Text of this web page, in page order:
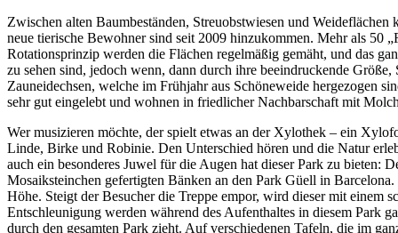
Zwischen alten Baumbeständen, Streuobstwiesen und
neue tierische Bewohner sind seit 2009 hinzukommen. Mehr als 50
Rotationsprinzip werden die Flächen regelmäßig gemäht, und das
zu sehen sind, jedoch wenn, dann durch ihre beeindruckende
Zauneidechsen, welche im Frühjahr aus Schöneweide hergezogen
sehr gut eingelebt und wohnen in friedlicher Nachbarschaft mit
Wer musizieren möchte, der spielt etwas an der Xylothek – ein
Linde, Birke und Robinie. Den Unterschied hören und die Natur
auch ein besonderes Juwel für die Augen hat dieser Park zu bieten:
Mosaiksteinchen gefertigten Bänken an den Park Güell in
Höhe. Steigt der Besucher die Treppe empor, wird dieser mit einem
Entschleunigung werden während des Aufenthaltes in diesem Park
durch den gesamten Park zieht. Auf verschiedenen Tafeln, die im